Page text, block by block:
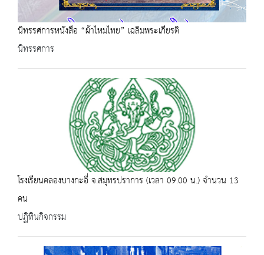
นิทรรศการหนังสือ “ผ้าไหมไทย” เฉลิมพระเกียรติ
นิทรรศการ
โรงเรียนคลองบางกะอี่ จ.สมุทรปราการ (เวลา 09.00 น.) จำนวน 13
คน
ปฏิทินกิจกรรม